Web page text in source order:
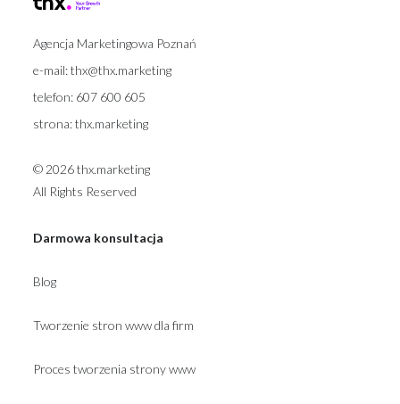
Agencja Marketingowa Poznań
e-mail:thx@thx.marketing
telefon: 607 600 605
strona:thx.marketing
© 2026 thx.marketing
All Rights Reserved
Darmowa konsultacja
Blog
Tworzenie stron www dla firm
Proces tworzenia strony www